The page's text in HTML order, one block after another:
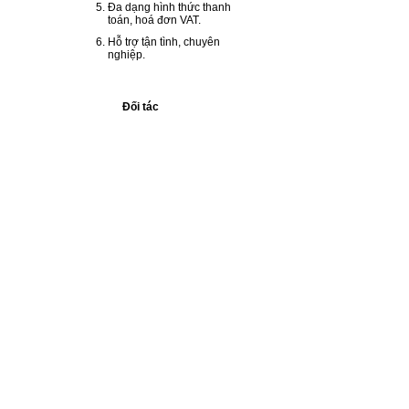
Đa dạng hình thức thanh
toán, hoá đơn VAT.
Hỗ trợ tận tình, chuyên
nghiệp.
Đối tác